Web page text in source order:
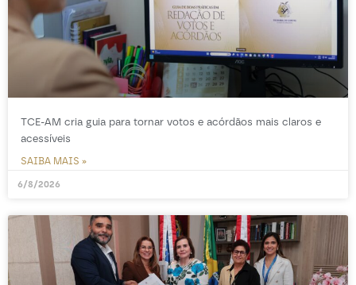
TCE-AM cria guia para tornar votos e acórdãos mais claros e
acessíveis
SAIBA MAIS »
6/8/2026